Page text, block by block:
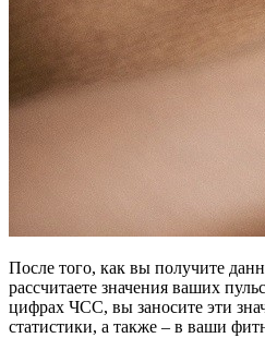
После того, как вы получите
рассчитаете значения ваших
цифрах ЧСС, вы заносите эти
статистики, а также – в ваши